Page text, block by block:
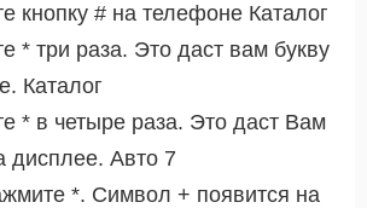
кнопку # на телефоне Каталог
* три раза. Это даст вам букву
Каталог
* в четыре раза. Это даст Вам
дисплее. Авто 7
*. Символ + появится на